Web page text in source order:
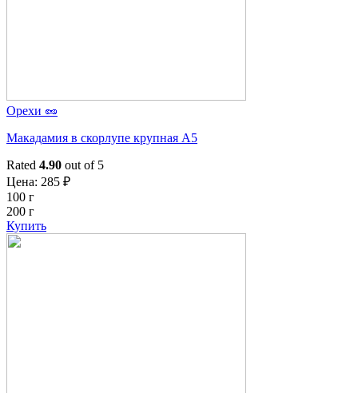
Орехи 🥜
Макадамия в скорлупе крупная A5
Rated 4.90 out of 5
Цена: 285 ₽
100 г
200 г
Купить